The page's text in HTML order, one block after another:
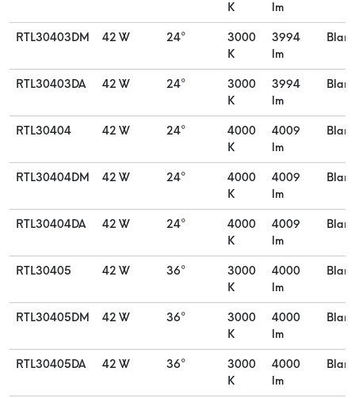
K
lm
RTL30403DM 42 W 24°
3000
K
3994
lm
RTL30403DA 42 W 24°
3000
K
3994
lm
RTL30404 42 W 24°
4000
K
4009
lm
RTL30404DM 42 W 24°
4000
K
4009
lm
RTL30404DA 42 W 24°
4000
K
4009
lm
RTL30405 42 W 36°
3000
K
4000
lm
RTL30405DM 42 W 36°
3000
K
4000
lm
RTL30405DA 42 W 36°
3000
K
4000
lm